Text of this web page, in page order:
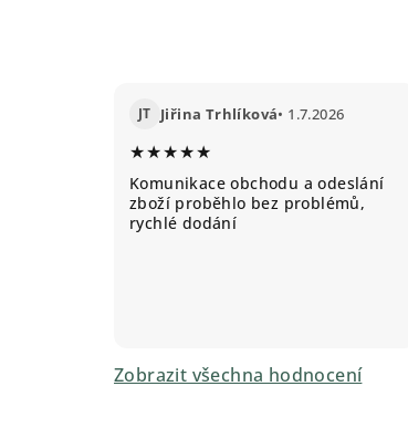
JT Jiřina Trhlíková• 1.7.2026
★★★★★
Komunikace obchodu a odeslání
zboží proběhlo bez problémů,
rychlé dodání
Zobrazit všechna hodnocení